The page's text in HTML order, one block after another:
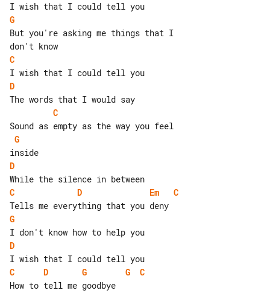
G
But you're asking me things that I
C
D
C
G
D
C
D Em
C
G
D
C
D G G
C
How to tell me goodbye